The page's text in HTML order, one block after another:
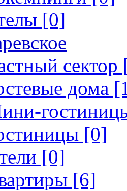
[0]
сектор
дома
[0]
[0]
[6]